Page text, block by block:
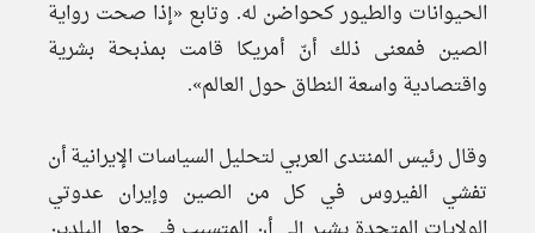
الحيوانات والطيور كحواضن له. وتابع «إذا صحت رواية
الصين فمعنى ذلك أنّ أمريكا قامت بمذبحة بشرية
واقتصادية واسعة النطاق حول العالم».
وقال رئيس المنتدى العربي لتحليل السياسات الإيرانية أن
تفشي الفيروس في كل من الصين وإيران عدوتي